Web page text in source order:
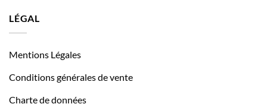
LÉGAL
Mentions Légales
Conditions générales de vente
Charte de données